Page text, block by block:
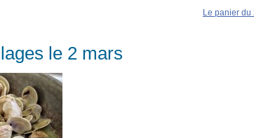
Le panier du
le 2 mars